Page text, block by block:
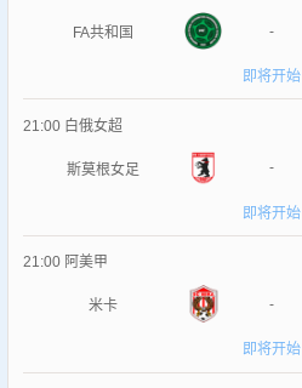
FA共和国 -
即将开始
21:00 白俄女超
斯莫根女足 -
即将开始
21:00 阿美甲
米卡 -
即将开始